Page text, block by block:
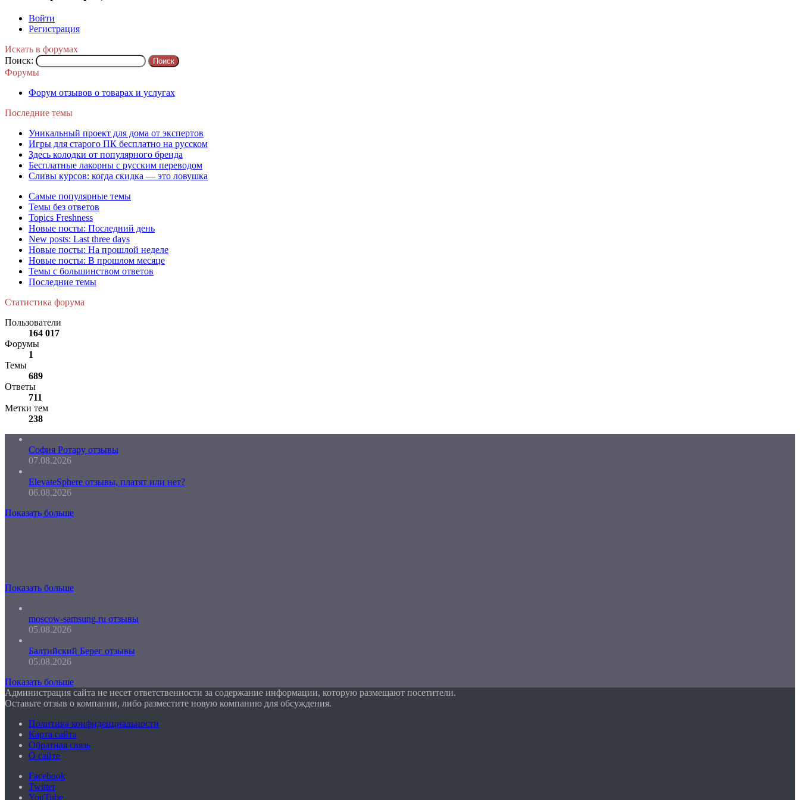
Войти
Регистрация
Искать в форумах
Поиск:
Форумы
Форум отзывов о товарах и услугах
Последние темы
Уникальный проект для дома от экспертов
Игры для старого ПК бесплатно на русском
Здесь колодки от популярного бренда
Бесплатные лакорны с русским переводом
Сливы курсов: когда скидка — это ловушка
Самые популярные темы
Темы без ответов
Topics Freshness
Новые посты: Последний день
New posts: Last three days
Новые посты: На прошлой неделе
Новые посты: В прошлом месяце
Темы с большинством ответов
Последние темы
Статистика форума
Пользователи
164 017
Форумы
1
Темы
689
Ответы
711
Метки тем
238
София Ротару отзывы
07.08.2026
ElevateSphere отзывы, платят или нет?
06.08.2026
Показать больше
Показать больше
moscow-samsung.ru отзывы
05.08.2026
Балтийский Берег отзывы
05.08.2026
Показать больше
Администрация сайта не несет ответственности за содержание информации, которую размещают посетители.
Оставьте отзыв о компании, либо разместите новую компанию для обсуждения.
Политика конфиденциальности
Карта сайта
Обратная связь
О сайте
Facebook
Twitter
YouTube